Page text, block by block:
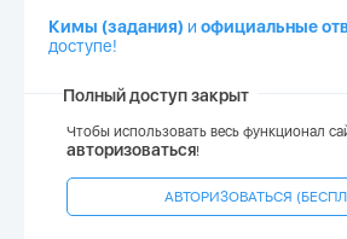
Кимы (задания) и официальные
доступе!
Полный доступ закрыт
Чтобы использовать весь функционал
авторизоваться!
АВТОРИЗОВАТЬСЯ